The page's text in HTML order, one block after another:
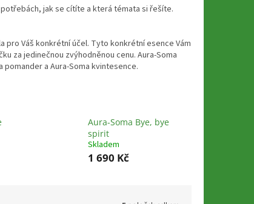
jak se cítíte a která témata si řešíte.
pro Váš konkrétní účel. Tyto konkrétní esence Vám
za jedinečnou zvýhodněnou cenu. Aura-Soma
pomander a Aura-Soma kvintesence.
Aura-Soma Bye, bye
spirit
Skladem
1 690 Kč